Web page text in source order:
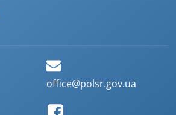
office@polsr.gov.ua